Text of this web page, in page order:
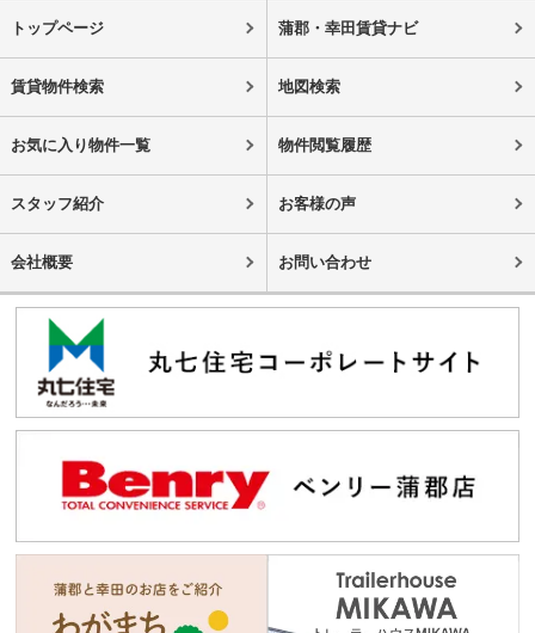
トップページ 蒲郡・幸田賃貸ナビ
賃貸物件検索 地図検索
お気に入り物件一覧 物件閲覧履歴
スタッフ紹介 お客様の声
会社概要 お問い合わせ